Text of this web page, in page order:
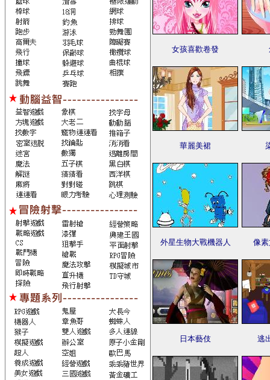
女孩喜歡卷發
華麗美裙
外星生物大戰機器人 像
日本藝伎 逃